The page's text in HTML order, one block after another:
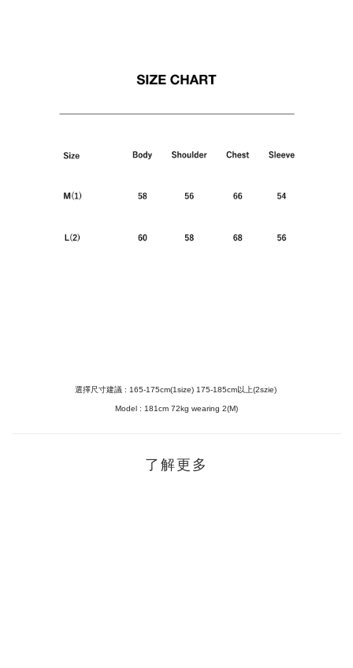
選擇尺寸建議 : 165-175cm(1size) 175-185cm以上(2szie)
Model : 181cm 72kg wearing 2(M)
了解更多